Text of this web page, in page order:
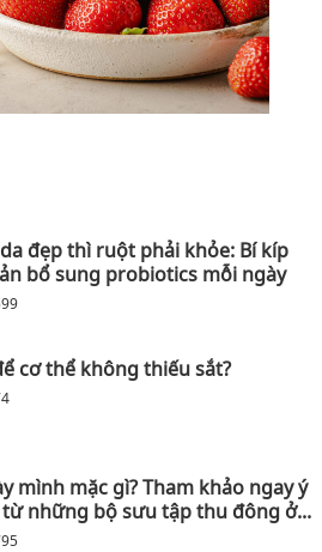
đẹp thì ruột phải khỏe: Bí kíp
bổ sung probiotics mỗi ngày
cơ thể không thiếu sắt?
mình mặc gì? Tham khảo ngay ý
những bộ sưu tập thu đông ở...